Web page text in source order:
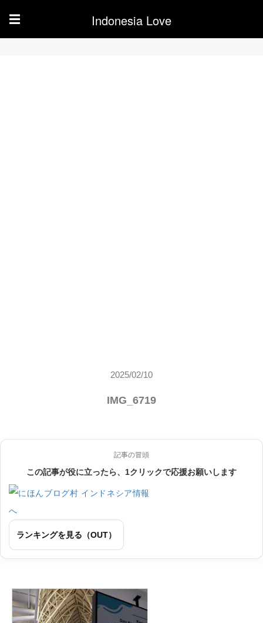
☰ Indonesia Love
2025/02/10
IMG_6719
記事の冒頭
この記事が役に立ったら、1クリックで応援お願いします
ランキングを見る（OUT）